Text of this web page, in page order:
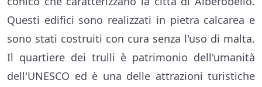
Questi edifici sono realizzati in pietra calcarea e
sono stati costruiti con cura senza l'uso di malta.
Il quartiere dei trulli è patrimonio dell'umanità
dell'UNESCO ed è una delle attrazioni turistiche